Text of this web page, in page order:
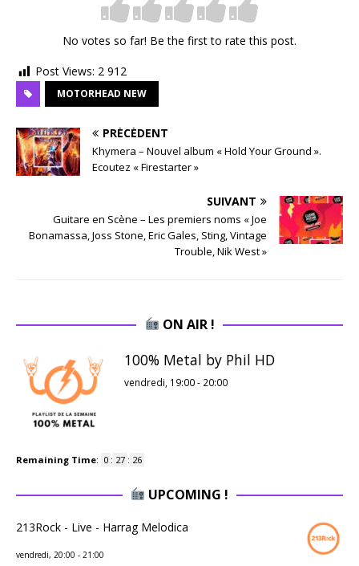
No votes so far! Be the first to rate this post.
Post Views: 2 912
MOTORHEAD NEW
PRÉCÉDENT
Khymera – Nouvel album « Hold Your Ground ».
Ecoutez « Firestarter »
SUIVANT
Guitare en Scène – Les premiers noms « Joe
Bonamassa, Joss Stone, Eric Gales, Sting, Vintage
Trouble, Nik West »
ON AIR !
100% Metal by Phil HD
vendredi, 19:00- 20:00
Remaining Time: 0 : 27 : 26
UPCOMING !
213Rock - Live - Harrag Melodica
vendredi, 20:00 - 21:00